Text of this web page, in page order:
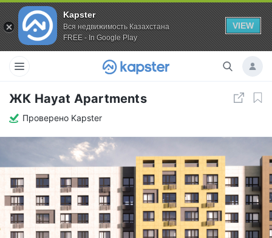
Kapster
Вся недвижимость Казахстана
FREE - In Google Play
VIEW
ЖК Hayat Apartments
Проверено Kapster